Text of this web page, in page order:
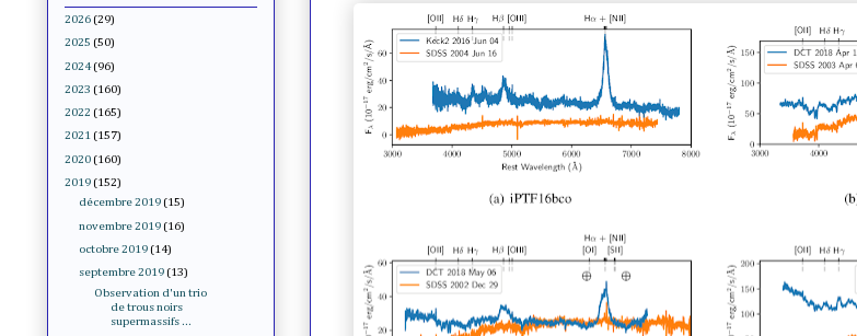
2026 (29)
2025 (50)
2024 (96)
2023 (160)
2022 (165)
2021 (157)
2020 (160)
2019 (152)
décembre 2019 (15)
novembre 2019 (16)
octobre 2019 (14)
septembre 2019 (13)
Observation d'un trio
de trous noirs
supermassifs ...